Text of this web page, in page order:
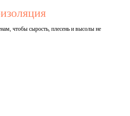
чтобы сырость, плесень и высолы не